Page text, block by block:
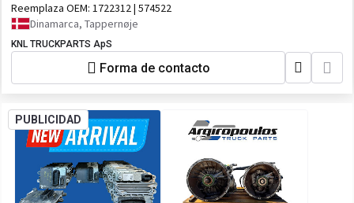
Reemplaza OEM: 1722312 | 574522
Dinamarca, Tappernøje
KNL TRUCKPARTS ApS
Forma de contacto
PUBLICIDAD